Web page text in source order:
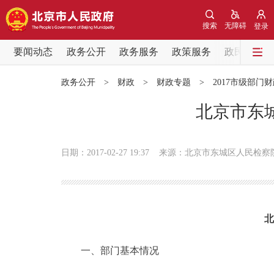
登录
无障碍
搜索
要闻动态 政务公开 政务服务 政策服务
政民互动
政务公开 > 财政 > 财政专题 > 2017市级部门
北京市东
日期：2017-02-27 19:37 来源：北京市东城区人民检察
一、部门基本情况